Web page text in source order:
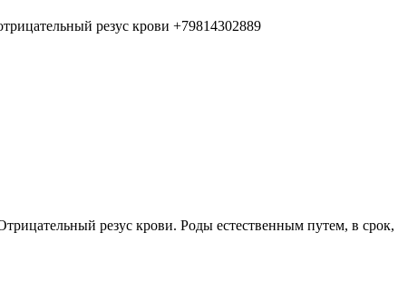
резус крови +79814302889
резус крови. Роды естественным путем, в срок,